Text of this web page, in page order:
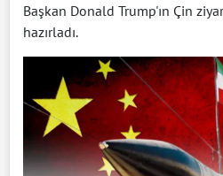
Başkan Donald Trump'ın Çin
hazırladı.